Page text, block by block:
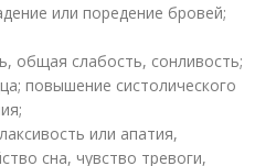
или поредение бровей;
общая слабость, сонливость;
повышение систолического
или апатия,
сна, чувство тревоги,